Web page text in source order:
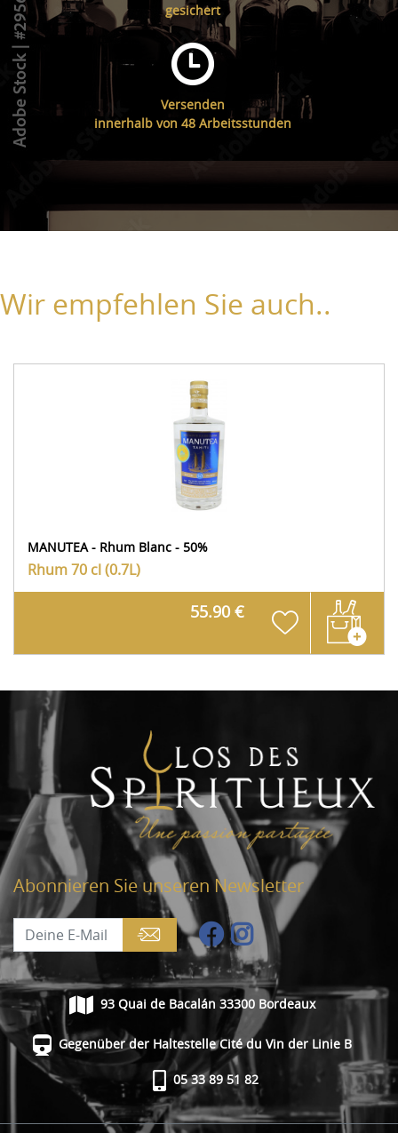
gesichert
Versenden
innerhalb von 48 Arbeitsstunden
Wir empfehlen Sie auch..
MANUTEA - Rhum Blanc - 50%
Rhum70 cl (0.7L)
55.90 €
Abonnieren Sie unseren Newsletter
93 Quai de Bacalán 33300 Bordeaux
Gegenüber der Haltestelle Cité du Vin der Linie B
05 33 89 51 82